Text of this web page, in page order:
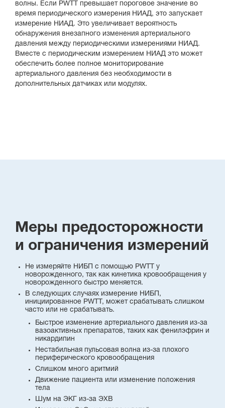
волны. Если PWTT превышает пороговое значение во
время периодического измерения НИАД, это запускает
измерение НИАД. Это увеличивает вероятность
обнаружения внезапного изменения артериального
давления между периодическими измерениями НИАД.
Вместе с периодическим измерением НИАД это может
обеспечить более полное мониторирование
артериального давления без необходимости в
дополнительных датчиках или модулях.
Меры предосторожности
и ограничения измерений
Не измеряйте НИБП с помощью PWTT у
новорожденного, так как кинетика кровообращения у
новорожденного быстро меняется.
В следующих случаях измерение НИБП,
инициированное PWTT, может срабатывать слишком
часто или не срабатывать.
Быстрое изменение артериального давления из-за
вазоактивных препаратов, таких как фенилэфрин и
никардипин
Нестабильная пульсовая волна из-за плохого
периферического кровообращения
Слишком много аритмий
Движение пациента или изменение положения
тела
Шум на ЭКГ из-за ЭХВ